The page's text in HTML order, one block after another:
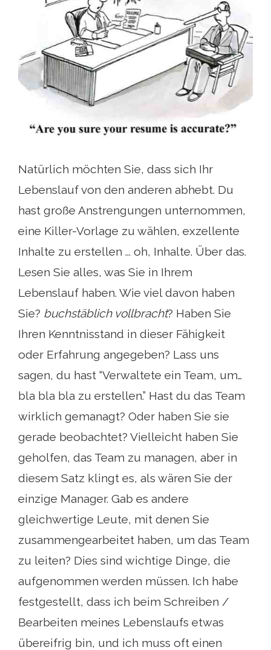
Natürlich möchten Sie, dass sich Ihr
Lebenslauf von den anderen abhebt. Du
hast große Anstrengungen unternommen,
eine Killer-Vorlage zu wählen, exzellente
Inhalte zu erstellen ... oh, Inhalte. Über das.
Lesen Sie alles, was Sie in Ihrem
Lebenslauf haben. Wie viel davon haben
Sie? buchstäblich vollbracht? Haben Sie
Ihren Kenntnisstand in dieser Fähigkeit
oder Erfahrung angegeben? Lass uns
sagen, du hast “Verwaltete ein Team, um…
bla bla bla zu erstellen.” Hast du das Team
wirklich gemanagt? Oder haben Sie sie
gerade beobachtet? Vielleicht haben Sie
geholfen, das Team zu managen, aber in
diesem Satz klingt es, als wären Sie der
einzige Manager. Gab es andere
gleichwertige Leute, mit denen Sie
zusammengearbeitet haben, um das Team
zu leiten? Dies sind wichtige Dinge, die
aufgenommen werden müssen. Ich habe
festgestellt, dass ich beim Schreiben /
Bearbeiten meines Lebenslaufs etwas
übereifrig bin, und ich muss oft einen